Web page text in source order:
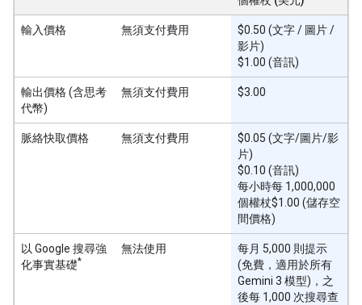
輸入價格 無須支付費用
$0.50 (文字 / 圖片 /
影片)
$1.00 (音訊)
輸出價格 (含思考
代幣)
無須支付費用 $3.00
脈絡快取價格 無須支付費用
$0.05 (文字/圖片/影
片)
$0.10 (音訊)
每小時每 1,000,000
個權杖$1.00 (儲存空
間價格)
以 Google 搜尋強
化事實基礎*
無法使用
每月 5,000 則提示
(免費，適用於所有
Gemini 3 模型)，之
後每 1,000 次搜尋查